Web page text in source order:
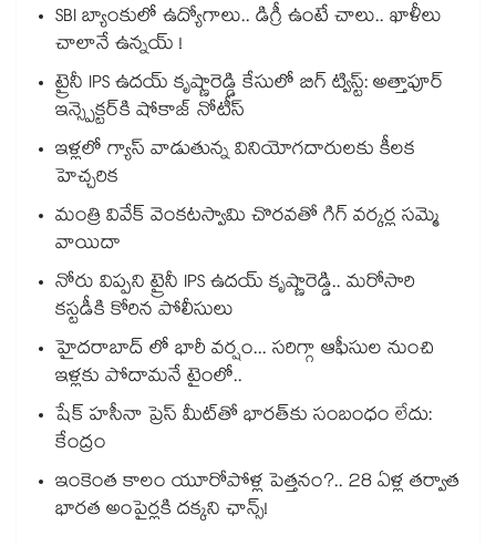
SBI బ్యాంకులో ఉద్యోగాలు.. డిగ్రీ ఉంటే చాలు.. ఖాళీలు
చాలానే ఉన్నయ్ !
ట్రైనీ IPS ఉదయ్ కృష్ణారెడ్డి కేసులో బిగ్ ట్విస్ట్: అత్తాపూర్
ఇన్స్పెక్టర్‎కి షోకాజ్ నోటీస్
ఇళ్లలో గ్యాస్ వాడుతున్న వినియోగదారులకు కీలక
హెచ్చరిక
మంత్రి వివేక్ వెంకటస్వామి చొరవతో గిగ్ వర్కర్ల సమ్మె
వాయిదా
నోరు విప్పని ట్రైనీ IPS ఉదయ్ కృష్ణారెడ్డి.. మరోసారి
కస్టడీకి కోరిన పోలీసులు
హైదరాబాద్ లో భారీ వర్షం... సరిగ్గా ఆఫీసుల నుంచి
ఇళ్లకు పోదామనే టైంలో..
షేక్ హసీనా ప్రెస్ మీట్‎తో భారత్‎కు సంబంధం లేదు:
కేంద్రం
ఇంకెంత కాలం యూరోపోళ్ల పెత్తనం?.. 28 ఏళ్ల తర్వాత
భారత అంపైర్లకి దక్కని ఛాన్స్!